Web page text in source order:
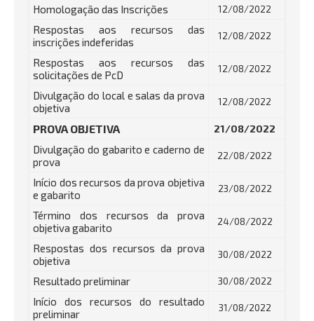
Homologação das Inscrições 12/08/2022
Respostas aos recursos das
inscrições indeferidas
12/08/2022
Respostas aos recursos das
solicitações de PcD
12/08/2022
Divulgação do local e salas da prova
objetiva
12/08/2022
PROVA OBJETIVA 21/08/2022
Divulgação do gabarito e caderno de
prova
22/08/2022
Início dos recursos da prova objetiva
e gabarito
23/08/2022
Término dos recursos da prova
objetiva gabarito
24/08/2022
Respostas dos recursos da prova
objetiva
30/08/2022
Resultado preliminar 30/08/2022
Início dos recursos do resultado
preliminar
31/08/2022